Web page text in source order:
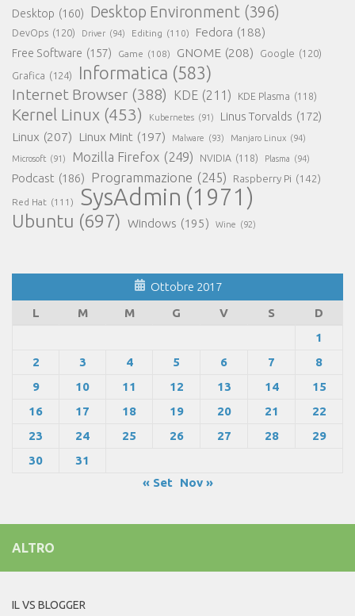
Desktop (160) Desktop Environment (396)
DevOps (120) Driver (94) Editing (110) Fedora (188)
Free Software (157) Game (108) GNOME (208) Google (120)
Grafica (124) Informatica (583)
Internet Browser (388) KDE (211) KDE Plasma (118)
Kernel Linux (453) Kubernetes (91) Linus Torvalds (172)
Linux (207) Linux Mint (197) Malware (93) Manjaro Linux (94)
Microsoft (91) Mozilla Firefox (249) NVIDIA (118) Plasma (94)
Podcast (186) Programmazione (245) Raspberry Pi (142)
Red Hat (111) SysAdmin (1971)
Ubuntu (697) Windows (195) Wine (92)
Ottobre 2017
L
M M G V S
D
1
2
3 4 5 6 7
8
9
10 11 12 13 14
15
16
17 18 19 20 21
22
23
24 25 26 27 28
29
30
31
« Set
Nov »
ALTRO
IL VS BLOGGER